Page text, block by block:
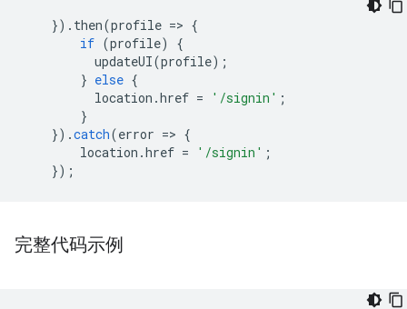
}). then(profile => {
if (profile)
{
updateUI(profile);
} else {
location .href = '/signin' ;
}
}).catch(error => {
location .href = '/signin' ;
});
完整代码示例